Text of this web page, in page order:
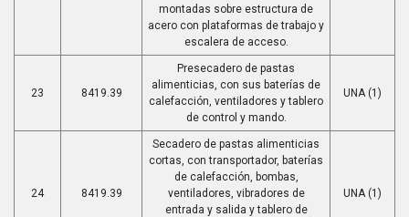
montadas sobre estructura de
acero con plataformas de trabajo y
escalera de acceso.
23 8419.39
Presecadero de pastas
alimenticias, con sus baterías de
calefacción, ventiladores y tablero
de control y mando.
UNA (1)
24 8419.39
Secadero de pastas alimenticias
cortas, con transportador, baterías
de calefacción, bombas,
ventiladores, vibradores de
entrada y salida y tablero de
UNA (1)